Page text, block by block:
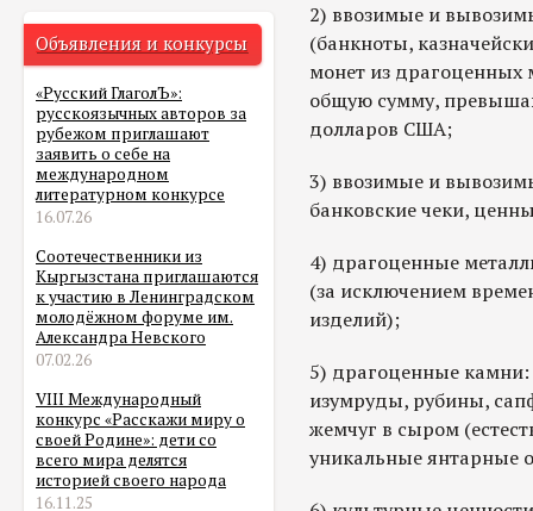
Объявления и конкурсы
«Русский ГлаголЪ»:
русскоязычных авторов за
рубежом приглашают
заявить о себе на
международном
литературном конкурсе
16.07.26
Соотечественники из
Кыргызстана приглашаются
к участию в Ленинградском
молодёжном форуме им.
Александра Невского
07.02.26
VIII Международный
конкурс «Расскажи миру о
своей Родине»: дети со
всего мира делятся
историей своего народа
16.11.25
2) ввозимые и
(банкноты,
монет из драгоценных
общую сумму,
долларов США;
3) ввозимые и
банковские чеки,
4) драгоценные
(за исключением
изделий);
5) драгоценные
изумруды, рубины,
жемчуг в сыром
уникальные янтарные